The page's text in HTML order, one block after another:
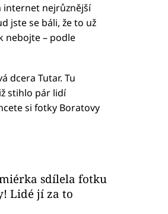
internet nejrůznější
jste se báli, že to už
nebojte – podle
dcera Tutar. Tu
stihlo pár lidí
si fotky Boratovy
sdílela fotku
Lidé jí za to